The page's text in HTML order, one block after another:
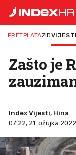
PRETPLATAZIDVIJESTI
Zašto je
Index Vijesti, Hina
07:22, 21. ožujka